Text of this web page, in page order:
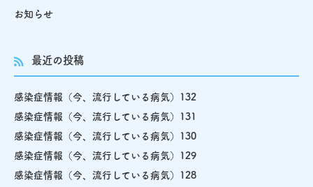
お知らせ
最近の投稿
感染症情報（今、流行している病気）132
感染症情報（今、流行している病気）131
感染症情報（今、流行している病気）130
感染症情報（今、流行している病気）129
感染症情報（今、流行している病気）128